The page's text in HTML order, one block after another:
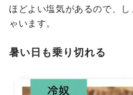
ほどよい塩気があるので、
ゃいます。
暑い日も乗り切れる